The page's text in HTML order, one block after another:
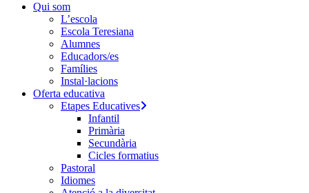
Qui som
L’escola
Escola Teresiana
Alumnes
Educadors/es
Famílies
Instal·lacions
Oferta educativa
Etapes Educatives
Infantil
Primària
Secundària
Cicles formatius
Pastoral
Idiomes